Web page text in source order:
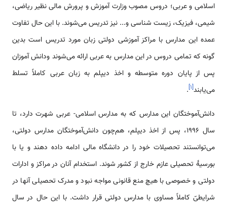
اسلامی و عربی؛ دروس مصوب وزارت آموزش و پرورش مالی نظیر ریاضی،
شیمی، فیزیک، زیست شناسی و... نیز تدریس می‌شوند. با این حال تفاوت
عمده این مدارس با مراکز آموزشی دولتی زبان مورد تدریس است بدین
گونه که تمامی دروس در این مدارس به عربی ارائه می‌شوند ودانش آموزان
پس از پایان دوره متوسطه و اخذ دیپلم به زبان عربی کاملاً تسلط
می‌یابند[۱]
.
دانش‌آموختگان این مدارس که به مدارس اسلامی- ‌عربی شهرت دارد، تا
سال 1996، پس از اخذ دیپلم، هم‌چون دانش‌آموختگان مدارس دولتی،
می‌توانستند تحصیلات خود را در دانشگاه مالی ادامه داده دهند و یا با
بورسیۀ تحصیلی عازم خارج از کشور شوند. استخدام آنان در مراکز و ادارات
دولتی و خصوصی با هیچ منع قانونی مواجه نبود و مدرک تحصیلی آنها در
شرایطیّ کاملاً مساوی با مدارس دولتی قرار داشت. با این حال در سال